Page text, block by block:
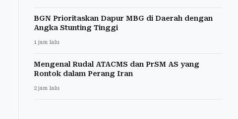
BGN Prioritaskan Dapur MBG di Daerah dengan
Angka Stunting Tinggi
1 jam lalu
Mengenal Rudal ATACMS dan PrSM AS yang
Rontok dalam Perang Iran
2 jam lalu